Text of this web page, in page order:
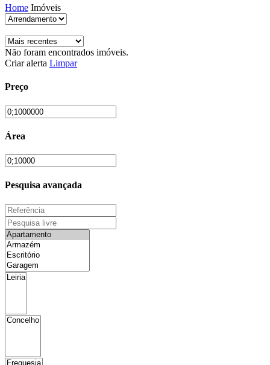
Home Imóveis
Não foram encontrados imóveis.
Criar alerta Limpar
Preço
Área
Pesquisa avançada